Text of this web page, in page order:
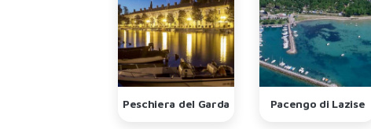
Peschiera del Garda Pacengo di Lazise